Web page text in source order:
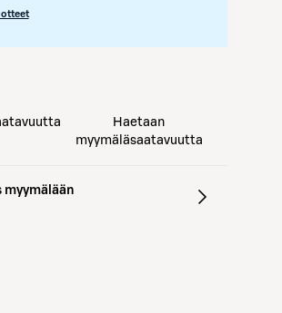
Haetaan
myymäläsaatavuutta
myymälään